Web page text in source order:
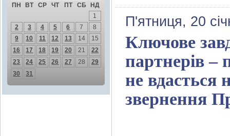
ПН ВТ СР ЧТ ПТ СБ
НД
1
2
3 4 5 6 7
8
9
10 11 12 13 14
15
16
17 18 19 20 21
22
23
24 25 26 27 28
29
30
31
П'ятниця, 20
Ключове
партнерів –
не вдасться
звернення